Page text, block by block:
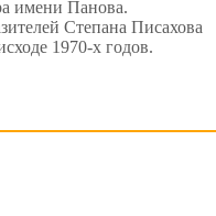
имени Панова.
Степана Писахова
1970-х годов.